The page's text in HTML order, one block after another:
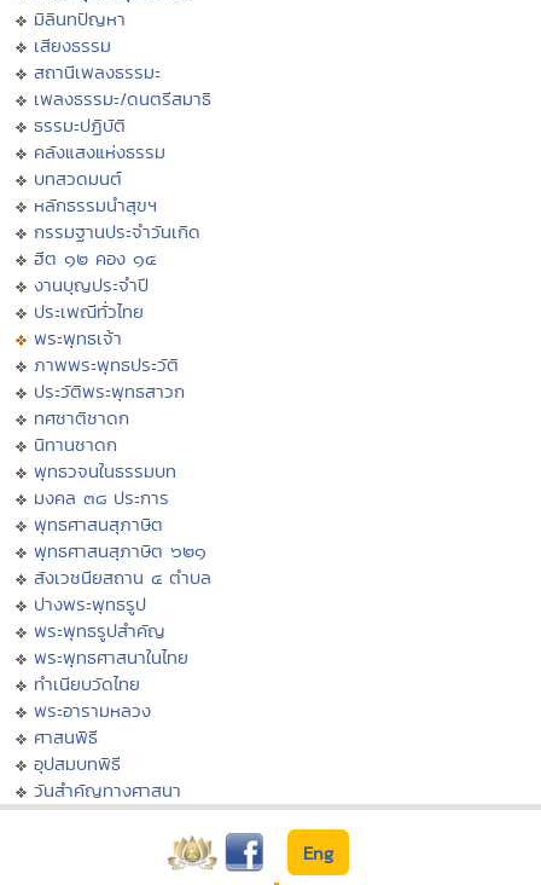
มิลินทปัญหา
เสียงธรรม
สถานีเพลงธรรมะ
เพลงธรรมะ/ดนตรีสมาธิ
ธรรมะปฏิบัติ
คลังแสงแห่งธรรม
บทสวดมนต์
หลักธรรมนำสุขฯ
กรรมฐานประจำวันเกิด
ฮีต ๑๒ คอง ๑๔
งานบุญประจำปี
ประเพณีทั่วไทย
พระพุทธเจ้า
ภาพพระพุทธประวัติ
ประวัติพระพุทธสาวก
ทศชาติชาดก
นิทานชาดก
พุทธวจนในธรรมบท
มงคล ๓๘ ประการ
พุทธศาสนสุภาษิต
พุทธศาสนสุภาษิต ๖๒๑
สังเวชนียสถาน ๔ ตำบล
ปางพระพุทธรูป
พระพุทธรูปสำคัญ
พระพุทธศาสนาในไทย
ทำเนียบวัดไทย
พระอารามหลวง
ศาสนพิธี
อุปสมบทพิธี
วันสำคัญทางศาสนา
Eng